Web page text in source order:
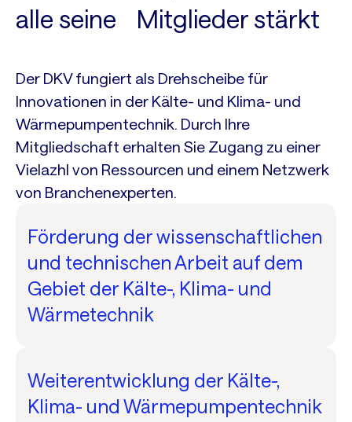
alle seine Mitglieder stärkt
Der DKV fungiert als Drehscheibe für
Innovationen in der Kälte- und Klima- und
Wärmepumpentechnik. Durch Ihre
Mitgliedschaft erhalten Sie Zugang zu einer
Vielazhl von Ressourcen und einem Netzwerk
von Branchenexperten.
Förderung der wissenschaftlichen
und technischen Arbeit auf dem
Gebiet der Kälte-, Klima- und
Wärmetechnik
Weiterentwicklung der Kälte-,
Klima- und Wärmepumpentechnik